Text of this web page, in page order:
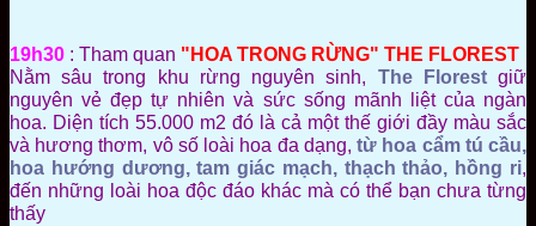
19h30 : Tham quan "HOA TRONG RỪNG" THE FLOREST
Nằm sâu trong khu rừng nguyên sinh, The Florestgiữ
nguyên vẻ đẹp tự nhiên và sức sống mãnh liệt của ngàn
hoa. Diện tích 55.000 m2 đó là cả một thế giới đầy màu sắc
và hương thơm, vô số loài hoa đa dạng,từ hoa cẩm tú cầu,
hoa hướng dương, tam giác mạch, thạch thảo, hồng ri,
đến những loài hoa độc đáo khác mà có thể bạn chưa từng
thấy